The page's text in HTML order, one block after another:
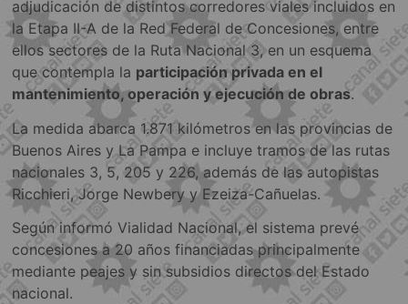
adjudicación de distintos corredores viales incluidos en
la Etapa II-A de la Red Federal de Concesiones, entre
ellos sectores de la Ruta Nacional 3, en un esquema
que contempla la participación privada en el
mantenimiento, operación y ejecución de obras.
La medida abarca 1.871 kilómetros en las provincias de
Buenos Aires y La Pampa e incluye tramos de las rutas
nacionales 3, 5, 205 y 226, además de las autopistas
Ricchieri, Jorge Newbery y Ezeiza-Cañuelas.
Según informó Vialidad Nacional, el sistema prevé
concesiones a 20 años financiadas principalmente
mediante peajes y sin subsidios directos del Estado
nacional.